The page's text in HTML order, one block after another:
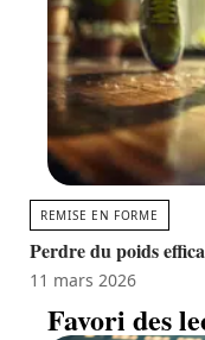
REMISE EN FORME
Perdre du poids
11 mars 2026
Favori des